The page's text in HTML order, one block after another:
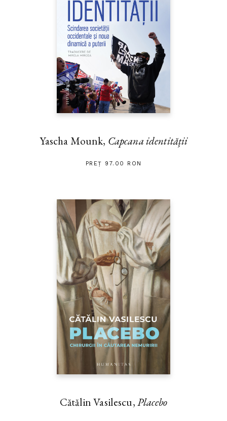
Yascha Mounk, Capcana identității
PREȚ 97.00 RON
Cătălin Vasilescu,Placebo